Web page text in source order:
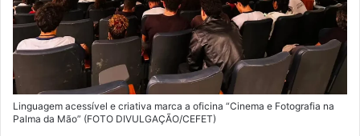
Linguagem acessível e criativa marca a oficina “Cinema e Fotografia na
Palma da Mão” (FOTO DIVULGAÇÃO/CEFET)